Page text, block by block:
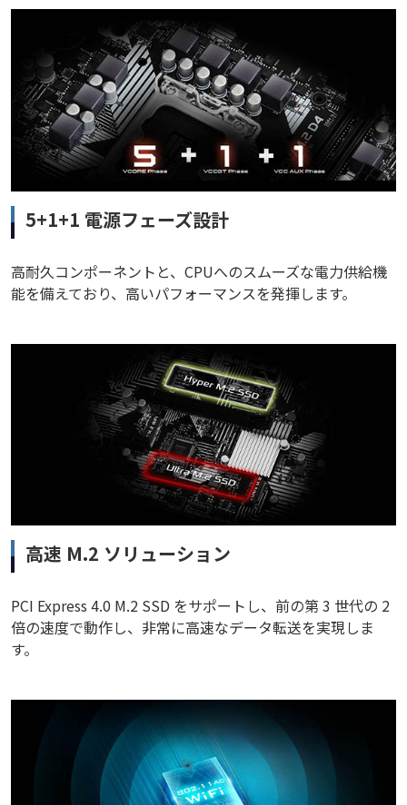
5+1+1 電源フェーズ設計
高耐久コンポーネントと、CPUへのスムーズな電力供給機
能を備えており、高いパフォーマンスを発揮します。
高速 M.2 ソリューション
PCI Express 4.0 M.2 SSD をサポートし、前の第 3 世代の 2
倍の速度で動作し、非常に高速なデータ転送を実現しま
す。